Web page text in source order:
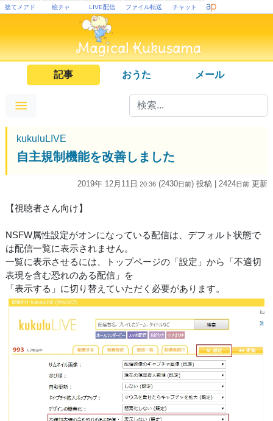
捨てメアド 絵チャ LIVE配信 ファイル転送 チャット
記事 おうた メール
kukuluLIVE
自主規制機能を改善しました
2019年 12月11日 20:36 (2430日前) 投稿 | 2424日前 更新
【視聴者さん向け】
NSFW属性設定がオンになっている配信は、デフォルト状態で
は配信一覧に表示されません。
一覧に表示させるには、トップページの「設定」から「不適切
表現を含む恐れのある配信」を
「表示する」に切り替えていただく必要があります。